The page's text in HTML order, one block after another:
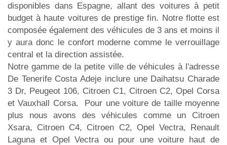
disponibles dans Espagne, allant des voitures à petit
budget à haute voitures de prestige fin. Notre flotte est
composée également des véhicules de 3 ans et moins il
y aura donc le confort moderne comme le verrouillage
central et la direction assistée.
Notre gamme de la petite ville de véhicules à l'adresse
De Tenerife Costa Adeje inclure une Daihatsu Charade
3 Dr, Peugeot 106, Citroen C1, Citroen C2, Opel Corsa
et Vauxhall Corsa. Pour une voiture de taille moyenne
plus nous avons des véhicules comme un Citroen
Xsara, Citroen C4, Citroen C2, Opel Vectra, Renault
Laguna et Opel Vectra ou pour une voiture haut de